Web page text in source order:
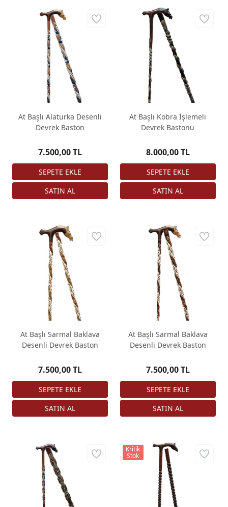
At Başlı Alaturka Desenli
Devrek Baston
7.500,00 TL
At Başlı Kobra İşlemeli
Devrek Bastonu
8.000,00 TL
At Başlı Sarmal Baklava
Desenli Devrek Baston
7.500,00 TL
At Başlı Sarmal Baklava
Desenli Devrek Baston
7.500,00 TL
Kritik
Stok